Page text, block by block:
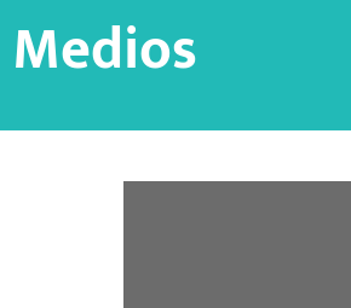
Medios